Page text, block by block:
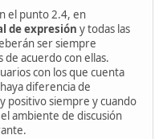
el punto 2.4, en
de expresión y todas las
ser siempre
de acuerdo con ellas.
con los que cuenta
diferencia de
positivo siempre y cuando
ambiente de discusión